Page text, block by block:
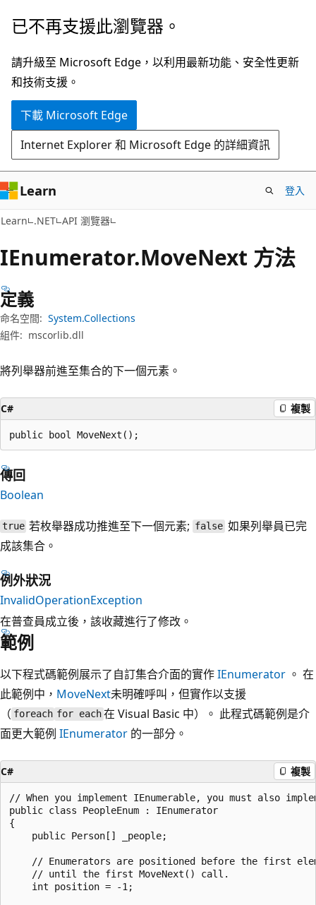
跳
主
要
內
跳
頁
面
內
覽
已不再支援此瀏覽器。
請升級至 Microsoft Edge，以利用最新功能、安全性更新
和技術支援。
下載 Microsoft Edge
Internet Explorer 和 Microsoft Edge 的詳細資訊
Learn 登入
Learn .NET API 瀏覽器
IEnumerator.MoveNext 方法
定義
命名空間: System.Collections
組件: mscorlib.dll
將列舉器前進至集合的下一個元素。
C# 複製
public bool MoveNext();
傳回
Boolean
true 若枚舉器成功推進至下一個元素; false如果列舉員已完
成該集合。
例外狀況
InvalidOperationException
在普查員成立後，該收藏進行了修改。
範例
以下程式碼範例展示了自訂集合介面的實作IEnumerator 。 在
此範例中， MoveNext未明確呼叫，但實作以支援
（ foreach for each在 Visual Basic 中）。 此程式碼範例是介
面更大範例 IEnumerator 的一部分。
C# 複製
// When you implement IEnumerable, you must also
public class PeopleEnum : IEnumerator
{
    public Person[] _people;
// Enumerators are positioned before the first
    // until the first MoveNext() call.
    int position = -1;